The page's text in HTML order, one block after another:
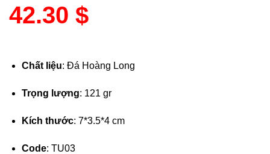
42.30 $
Chất liệu: Đá Hoàng Long
Trọng lượng: 121 gr
Kích thước: 7*3.5*4 cm
Code: TU03